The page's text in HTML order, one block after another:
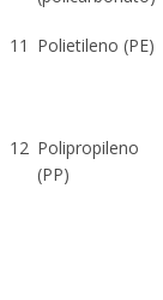
11 Polietileno (PE)
12 Polipropileno
(PP)